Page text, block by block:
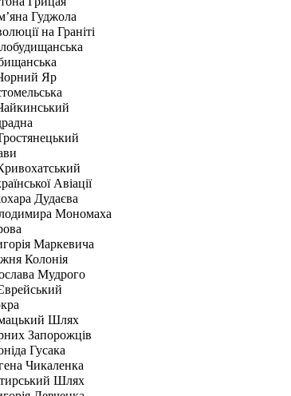
Гуджола
на Граніті
Яр
Авіації
Дудаєва
Мономаха
Маркевича
Колонія
Мудрого
Шлях
Запорожців
Гусака
Чикаленка
Шлях